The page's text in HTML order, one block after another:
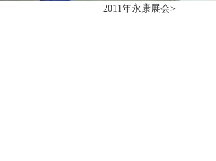
2011年永康展会>